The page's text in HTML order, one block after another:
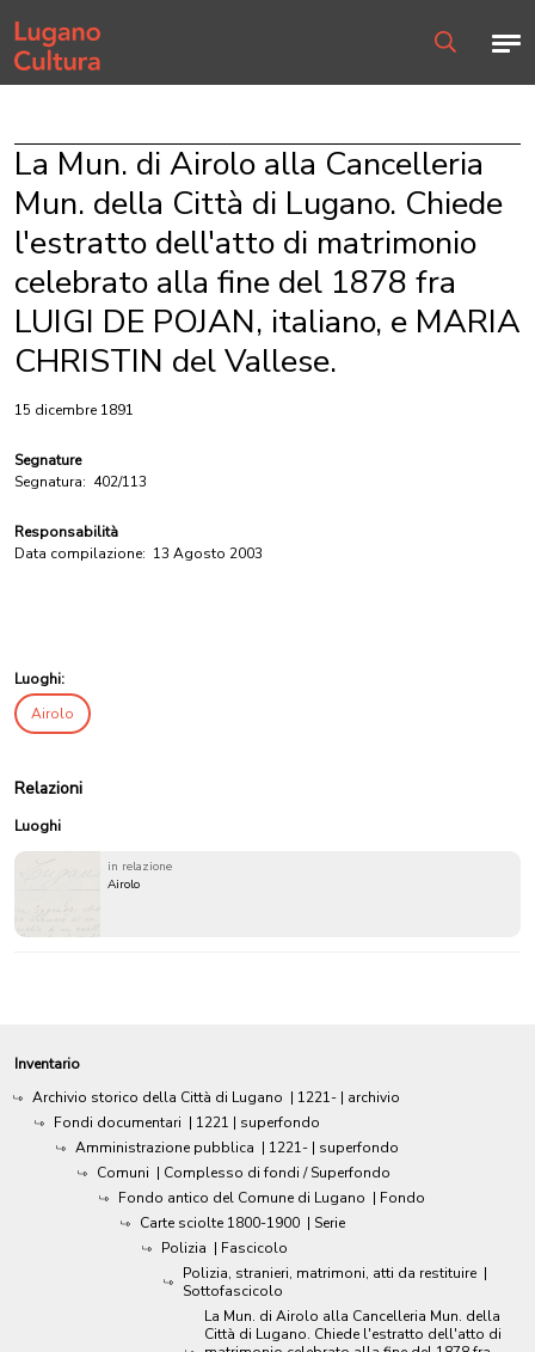
Home page
La Mun. di Airolo alla Cancelleria
Mun. della Città di Lugano. Chiede
l'estratto dell'atto di matrimonio
celebrato alla fine del 1878 fra
LUIGI DE POJAN, italiano, e MARIA
CHRISTIN del Vallese.
15 dicembre 1891
Segnature
Segnatura: 402/113
Responsabilità
Data compilazione: 13 Agosto 2003
Luoghi:
Airolo
Relazioni
Luoghi
in relazione
Airolo
Inventario
Archivio storico della Città di Lugano | 1221- | archivio
Fondi documentari | 1221 | superfondo
Amministrazione pubblica | 1221- | superfondo
Comuni | Complesso di fondi / Superfondo
Fondo antico del Comune di Lugano | Fondo
Carte sciolte 1800-1900 | Serie
Polizia | Fascicolo
Polizia, stranieri, matrimoni, atti da restituire |
Sottofascicolo
La Mun. di Airolo alla Cancelleria Mun. della
Città di Lugano. Chiede l'estratto dell'atto di